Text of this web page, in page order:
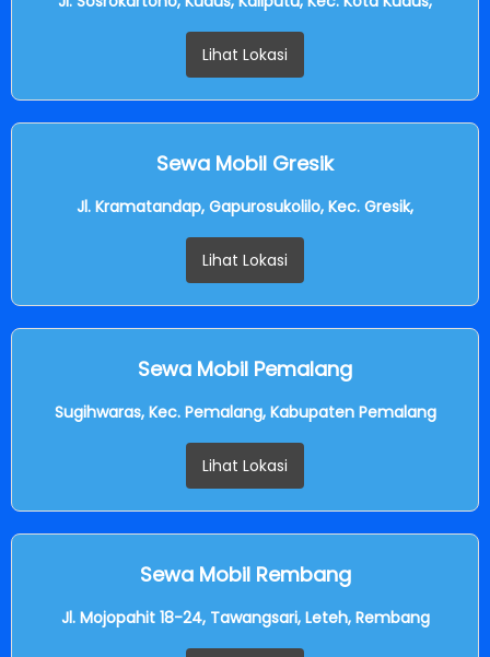
Lihat Lokasi
Sewa Mobil Gresik
Jl. Kramatandap, Gapurosukolilo, Kec. Gresik,
Lihat Lokasi
Sewa Mobil Pemalang
Sugihwaras, Kec. Pemalang, Kabupaten Pemalang
Lihat Lokasi
Sewa Mobil Rembang
Jl. Mojopahit 18-24, Tawangsari, Leteh, Rembang